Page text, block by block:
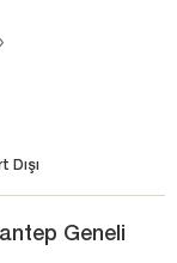
Dışı
Geneli